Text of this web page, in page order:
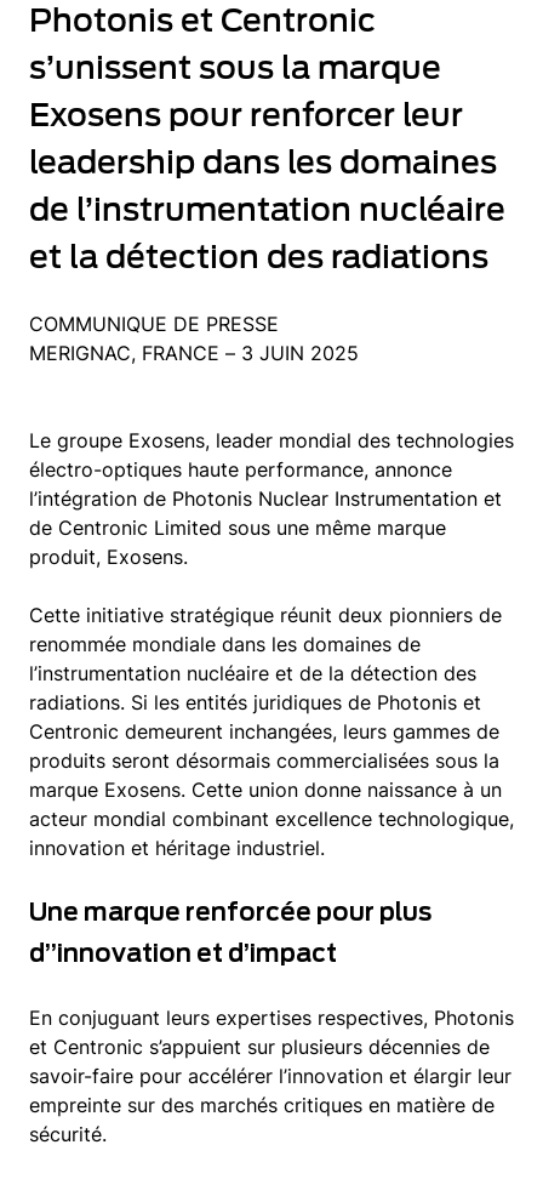
Photonis et Centronic
s’unissent sous la marque
Exosens pour renforcer leur
leadership dans les domaines
de l’instrumentation nucléaire
et la détection des radiations
COMMUNIQUE DE PRESSE
MERIGNAC, FRANCE – 3 JUIN 2025
Le groupe Exosens, leader mondial des technologies
électro-optiques haute performance, annonce
l’intégration de Photonis Nuclear Instrumentation et
de Centronic Limited sous une même marque
produit, Exosens.
Cette initiative stratégique réunit deux pionniers de
renommée mondiale dans les domaines de
l’instrumentation nucléaire et de la détection des
radiations. Si les entités juridiques de Photonis et
Centronic demeurent inchangées, leurs gammes de
produits seront désormais commercialisées sous la
marque Exosens. Cette union donne naissance à un
acteur mondial combinant excellence technologique,
innovation et héritage industriel.
Une marque renforcée pour plus
d’’innovation et d’impact
En conjuguant leurs expertises respectives, Photonis
et Centronic s’appuient sur plusieurs décennies de
savoir-faire pour accélérer l’innovation et élargir leur
empreinte sur des marchés critiques en matière de
sécurité.